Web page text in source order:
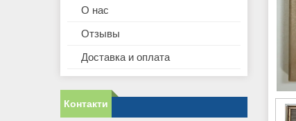
О нас
Отзывы
Доставка и оплата
Контакти